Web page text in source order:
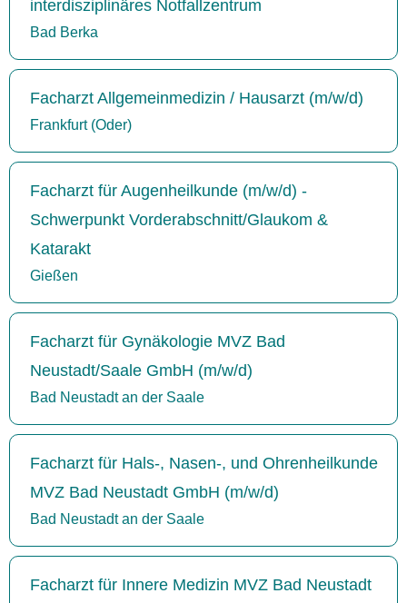
interdisziplinäres Notfallzentrum
Bad Berka
Facharzt Allgemeinmedizin / Hausarzt (m/w/d)
Frankfurt (Oder)
Facharzt für Augenheilkunde (m/w/d) -
Schwerpunkt Vorderabschnitt/Glaukom &
Katarakt
Gießen
Facharzt für Gynäkologie MVZ Bad
Neustadt/Saale GmbH (m/w/d)
Bad Neustadt an der Saale
Facharzt für Hals-, Nasen-, und Ohrenheilkunde
MVZ Bad Neustadt GmbH (m/w/d)
Bad Neustadt an der Saale
Facharzt für Innere Medizin MVZ Bad Neustadt